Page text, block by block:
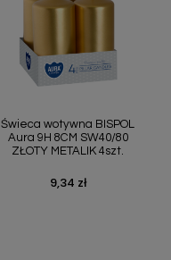
Świeca wotywna BISPOL
Aura 9H 8CM SW40/80
ZŁOTY METALIK 4szt.
Cena
9,34 zł